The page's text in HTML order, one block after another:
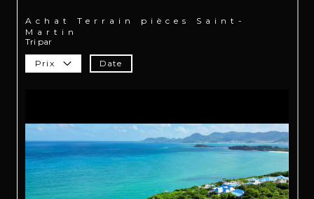
Achat Terrain pièces Saint-
Martin
Tri par
Prix Date